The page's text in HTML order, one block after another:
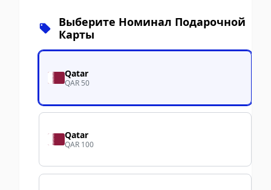
Выберите Номинал Подарочной
Карты
Qatar
QAR 50
Qatar
QAR 100